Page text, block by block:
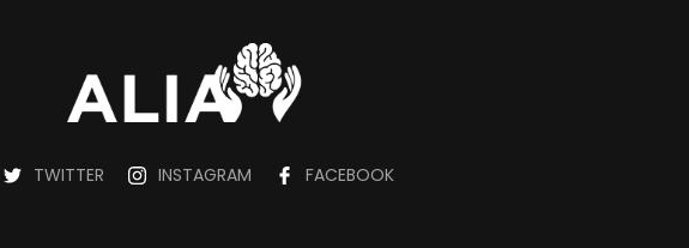
FACEBOOK
INSTAGRAM
TWITTER